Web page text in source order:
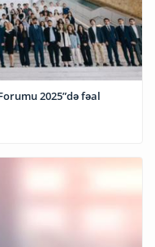
2025”də fəal